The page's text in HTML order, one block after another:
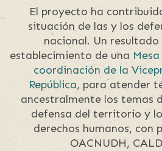
El proyecto ha
situación de las y los
nacional. Un
establecimiento de una
coordinación de la
República, para atender
ancestralmente los temas
defensa del territorio y
derechos humanos, con
OACNUDH,